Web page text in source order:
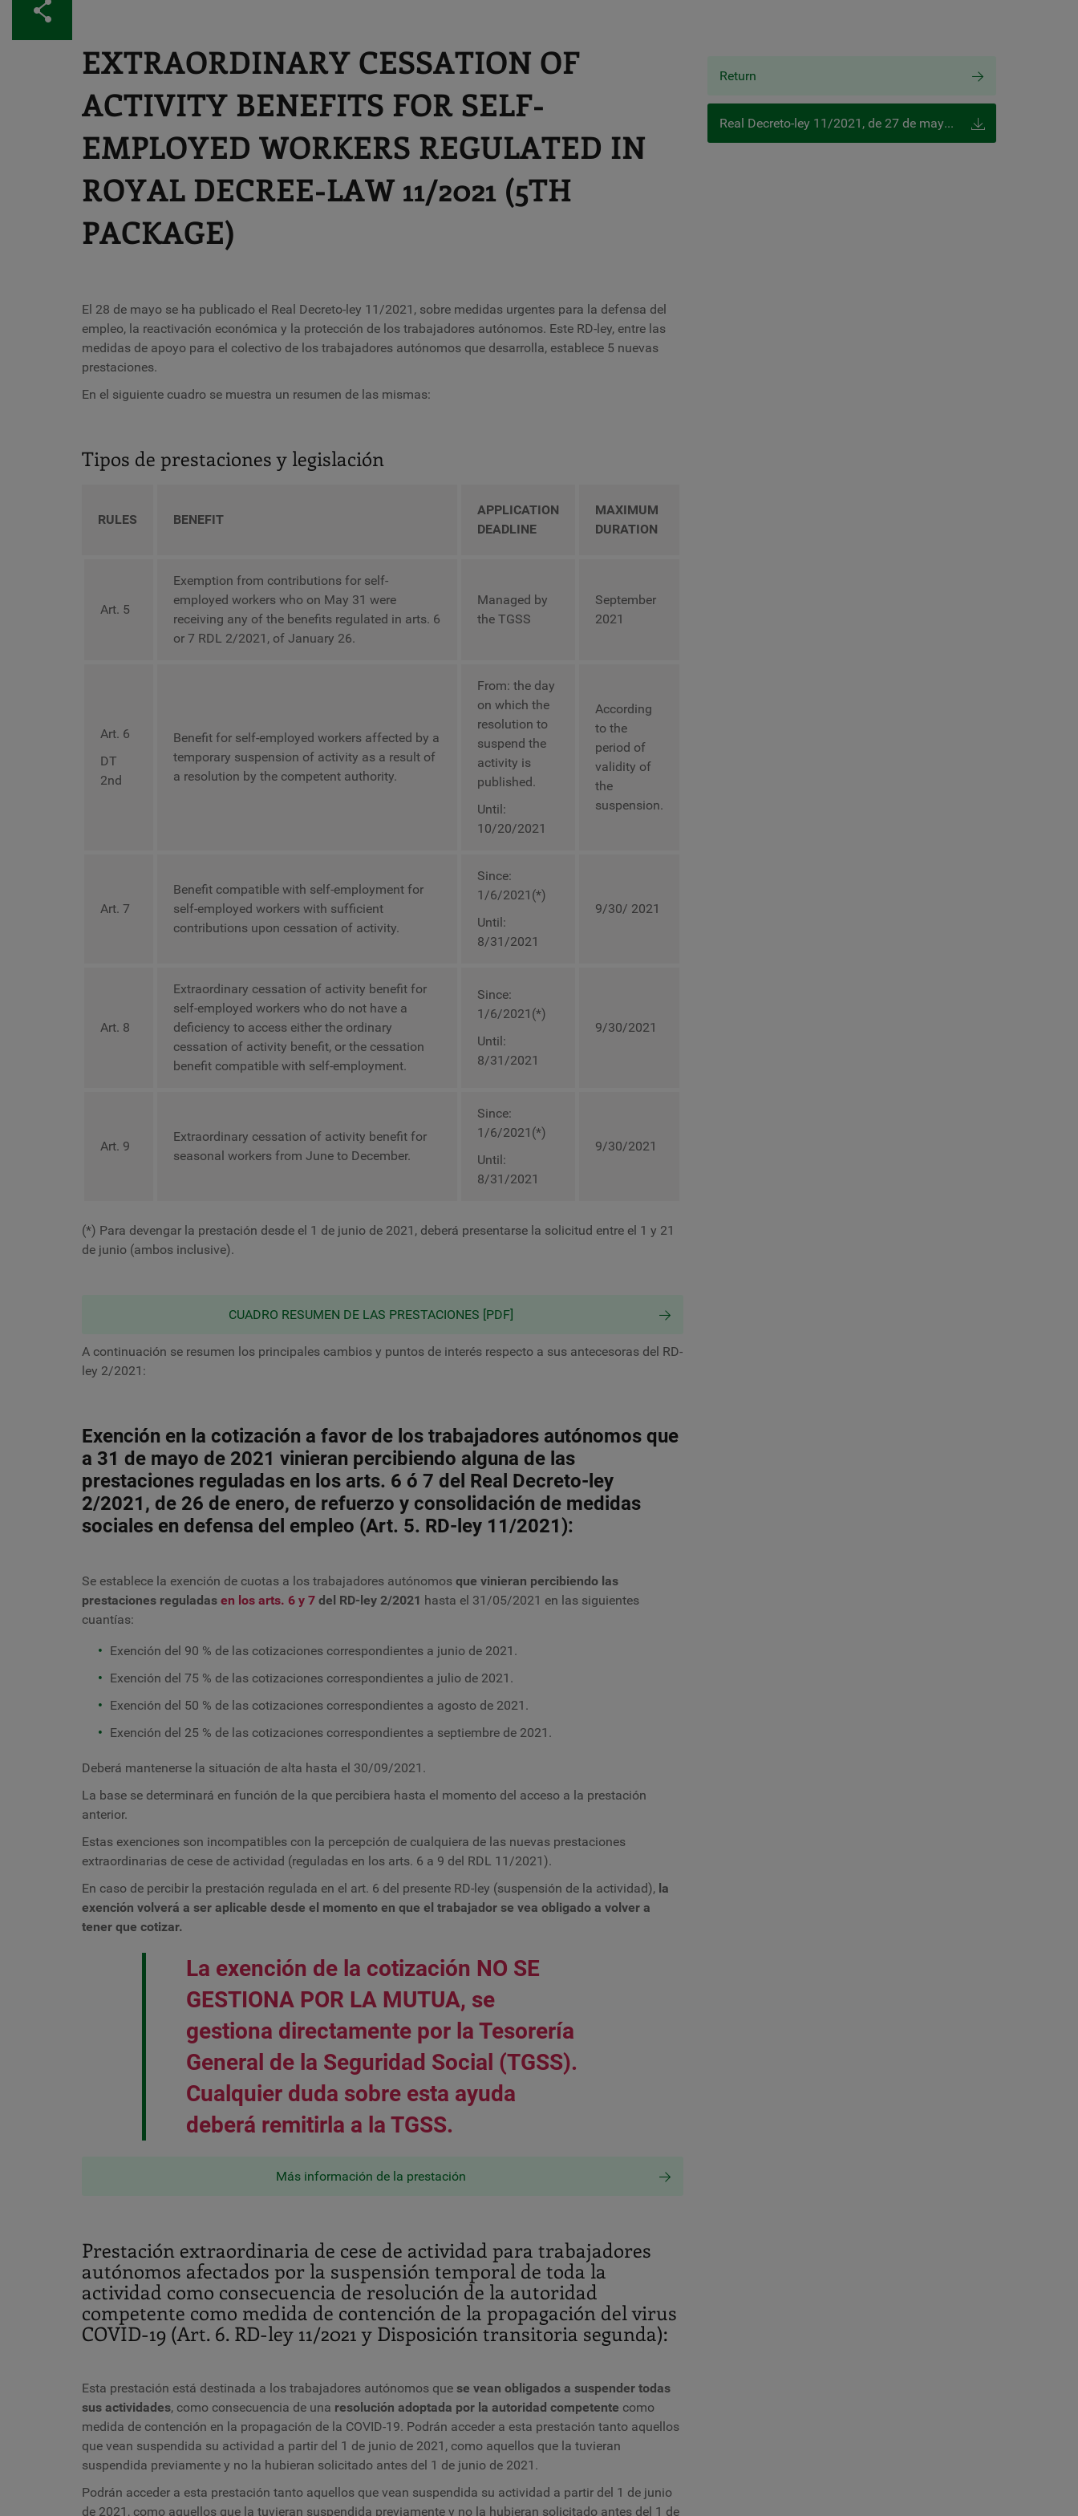
EXTRAORDINARY CESSATION OF
ACTIVITY BENEFITS FOR SELF-
EMPLOYED WORKERS REGULATED IN
ROYAL DECREE-LAW 11/2021 (5TH
PACKAGE)
El 28 de mayo se ha publicado el Real Decreto-ley 11/2021, sobre medidas urgentes para la defensa del
empleo, la reactivación económica y la protección de los trabajadores autónomos. Este RD-ley, entre las
medidas de apoyo para el colectivo de los trabajadores autónomos que desarrolla, establece 5 nuevas
prestaciones.
En el siguiente cuadro se muestra un resumen de las mismas:
Tipos de prestaciones y legislación
RULES BENEFIT
APPLICATION
DEADLINE
MAXIMUM
DURATION
Art. 5
Exemption from contributions for self-
employed workers who on May 31 were
receiving any of the benefits regulated in arts. 6
or 7 RDL 2/2021, of January 26.
Managed by
the TGSS
September
2021
Art. 6
DT
2nd
Benefit for self-employed workers affected by a
temporary suspension of activity as a result of
a resolution by the competent authority.
From: the day
on which the
resolution to
suspend the
activity is
published.
Until:
10/20/2021
According
to the
period of
validity of
the
suspension.
Art. 7
Benefit compatible with self-employment for
self-employed workers with sufficient
contributions upon cessation of activity.
Since:
1/6/2021(*)
Until:
8/31/2021
9/30/ 2021
Art. 8
Extraordinary cessation of activity benefit for
self-employed workers who do not have a
deficiency to access either the ordinary
cessation of activity benefit, or the cessation
benefit compatible with self-employment.
Since:
1/6/2021(*)
Until:
8/31/2021
9/30/2021
Art. 9
Extraordinary cessation of activity benefit for
seasonal workers from June to December.
Since:
1/6/2021(*)
Until:
8/31/2021
9/30/2021
(*) Para devengar la prestación desde el 1 de junio de 2021, deberá presentarse la solicitud entre el 1 y 21
de junio (ambos inclusive).
CUADRO RESUMEN DE LAS PRESTACIONES [PDF]
A continuación se resumen los principales cambios y puntos de interés respecto a sus antecesoras del RD-
ley 2/2021:
Exención en la cotización a favor de los trabajadores autónomos que
a 31 de mayo de 2021 vinieran percibiendo alguna de las
prestaciones reguladas en los arts. 6 ó 7 del Real Decreto-ley
2/2021, de 26 de enero, de refuerzo y consolidación de medidas
sociales en defensa del empleo (Art. 5. RD-ley 11/2021):
Se establece la exención de cuotas a los trabajadores autónomos que vinieran percibiendo las
prestaciones reguladas en los arts. 6 y 7 del RD-ley 2/2021 hasta el 31/05/2021 en las siguientes
cuantías:
Exención del 90 % de las cotizaciones correspondientes a junio de 2021.
Exención del 75 % de las cotizaciones correspondientes a julio de 2021.
Exención del 50 % de las cotizaciones correspondientes a agosto de 2021.
Exención del 25 % de las cotizaciones correspondientes a septiembre de 2021.
Deberá mantenerse la situación de alta hasta el 30/09/2021.
La base se determinará en función de la que percibiera hasta el momento del acceso a la prestación
anterior.
Estas exenciones son incompatibles con la percepción de cualquiera de las nuevas prestaciones
extraordinarias de cese de actividad (reguladas en los arts. 6 a 9 del RDL 11/2021).
En caso de percibir la prestación regulada en el art. 6 del presente RD-ley (suspensión de la actividad), la
exención volverá a ser aplicable desde el momento en que el trabajador se vea obligado a volver a
tener que cotizar.
La exención de la cotización NO SE
GESTIONA POR LA MUTUA, se
gestiona directamente por la Tesorería
General de la Seguridad Social (TGSS).
Cualquier duda sobre esta ayuda
deberá remitirla a la TGSS.
Más información de la prestación
Prestación extraordinaria de cese de actividad para trabajadores
autónomos afectados por la suspensión temporal de toda la
actividad como consecuencia de resolución de la autoridad
competente como medida de contención de la propagación del virus
COVID-19 (Art. 6. RD-ley 11/2021 y Disposición transitoria segunda):
Esta prestación está destinada a los trabajadores autónomos que se vean obligados a suspender todas
sus actividades, como consecuencia de una resolución adoptada por la autoridad competente como
medida de contención en la propagación de la COVID-19. Podrán acceder a esta prestación tanto aquellos
que vean suspendida su actividad a partir del 1 de junio de 2021, como aquellos que la tuvieran
suspendida previamente y no la hubieran solicitado antes del 1 de junio de 2021.
Podrán acceder a esta prestación tanto aquellos que vean suspendida su actividad a partir del 1 de junio
de 2021, como aquellos que la tuvieran suspendida previamente y no la hubieran solicitado antes del 1 de
Return
Real Decreto-ley 11/2021, de 27 de mayo, sobre medidas urgentes para la defensa del empleo, la reactivación económica y la protección de los trabajadores autónomos